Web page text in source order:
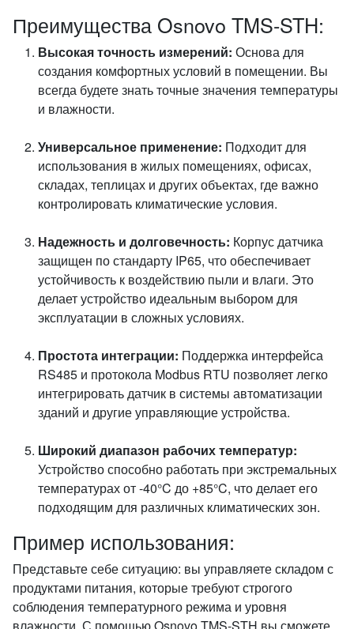
Преимущества Osnovo TMS-STH:
Высокая точность измерений: Основа для
создания комфортных условий в помещении. Вы
всегда будете знать точные значения температуры
и влажности.
Универсальное применение: Подходит для
использования в жилых помещениях, офисах,
складах, теплицах и других объектах, где важно
контролировать климатические условия.
Надежность и долговечность: Корпус датчика
защищен по стандарту IP65, что обеспечивает
устойчивость к воздействию пыли и влаги. Это
делает устройство идеальным выбором для
эксплуатации в сложных условиях.
Простота интеграции: Поддержка интерфейса
RS485 и протокола Modbus RTU позволяет легко
интегрировать датчик в системы автоматизации
зданий и другие управляющие устройства.
Широкий диапазон рабочих температур:
Устройство способно работать при экстремальных
температурах от -40°C до +85°C, что делает его
подходящим для различных климатических зон.
Пример использования:
Представьте себе ситуацию: вы управляете складом с
продуктами питания, которые требуют строгого
соблюдения температурного режима и уровня